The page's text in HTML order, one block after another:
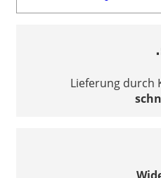
Lieferung durch